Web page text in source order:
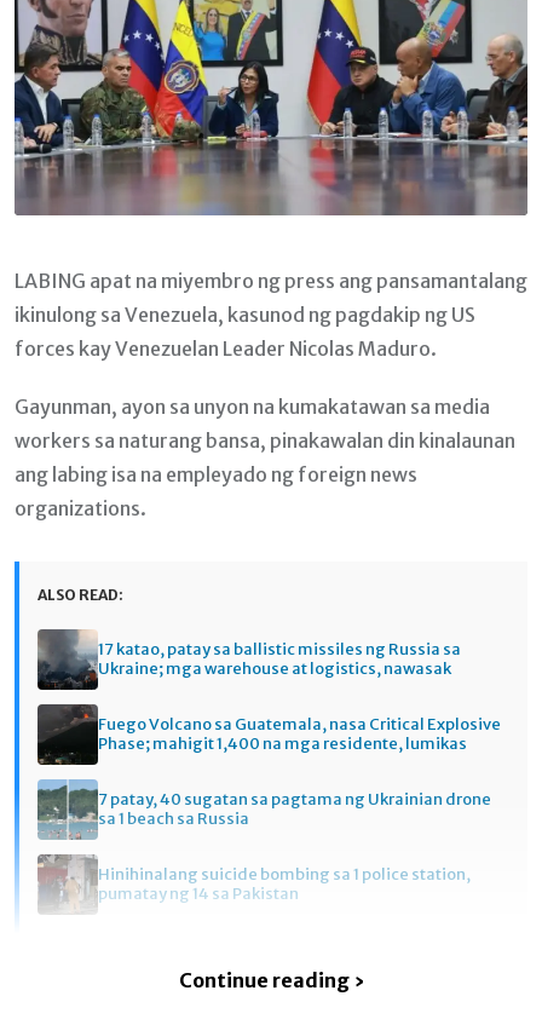
LABING apat na miyembro ng press ang pansamantalang
ikinulong sa Venezuela, kasunod ng pagdakip ng US
forces kay Venezuelan Leader Nicolas Maduro.
Gayunman, ayon sa unyon na kumakatawan sa media
workers sa naturang bansa, pinakawalan din kinalaunan
ang labing isa na empleyado ng foreign news
organizations.
ALSO READ:
17 katao, patay sa ballistic missiles ng Russia sa
Ukraine; mga warehouse at logistics, nawasak
Fuego Volcano sa Guatemala, nasa Critical Explosive
Phase; mahigit 1,400 na mga residente, lumikas
7 patay, 40 sugatan sa pagtama ng Ukrainian drone
sa 1 beach sa Russia
Hinihinalang suicide bombing sa 1 police station,
pumatay ng 14 sa Pakistan
Continue reading ›